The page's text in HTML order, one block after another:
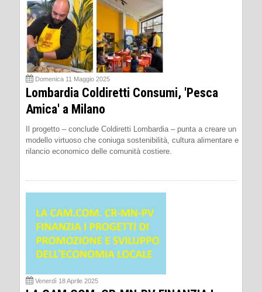
Domenica 11 Maggio 2025
Lombardia Coldiretti Consumi, 'Pesca
Amica' a Milano
Il progetto – conclude Coldiretti Lombardia – punta a creare un
modello virtuoso che coniuga sostenibilità, cultura alimentare e
rilancio economico delle comunità costiere.
Venerdì 18 Aprile 2025